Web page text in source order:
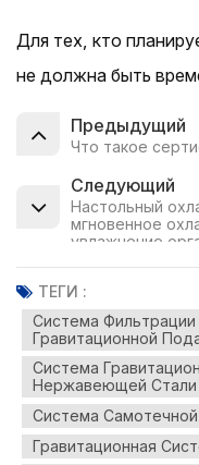
Для тех, кто
не должна быть
Предыдущий
Что такое
Следующий
Настольный
мгновенное
увлажнение
ТЕГИ :
Система
Гравитационной
Система
Нержавеющей Стали
Система
Гравитационная